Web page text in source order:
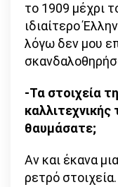
το 1909 μέχρι
ιδιαίτερο
λόγω δεν μου
-Τα στοιχεία
θαυμάσατε;
Αν και έκανα
ρετρό